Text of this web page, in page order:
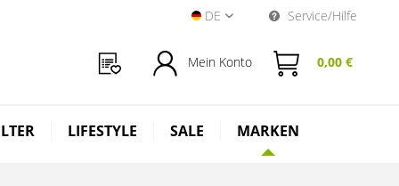
Near Dark Shop DE
DE Service/Hilfe
Mein Konto 0,00 €
LIFESTYLE SALE MARKEN